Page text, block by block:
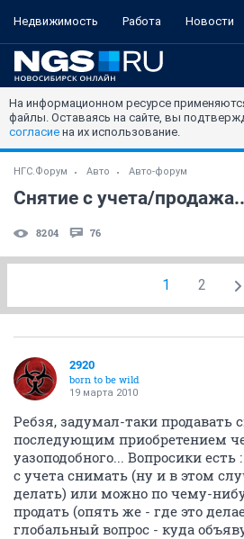
Недвижимость Работа Новости
На информационном ресурсе
файлы. Оставаясь на сайте, вы
согласие на их использование.
НГС.Форум Авто Авто-форум
Снятие с учета/
8204 76
1 2
2920
born to be wild
19 марта 2010
Ребзя, задумал-таки продавать
последующим приобретением
уазоподобного... Вопросики есть
с учета снимать (ну и в этом
делать) или можно по чему-
продать (опять же - где это
глобальный вопрос - куда